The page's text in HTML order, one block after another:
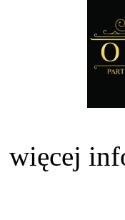
więcej